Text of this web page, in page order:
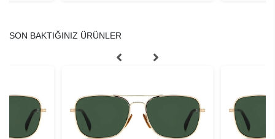
SON BAKTIĞINIZ ÜRÜNLER